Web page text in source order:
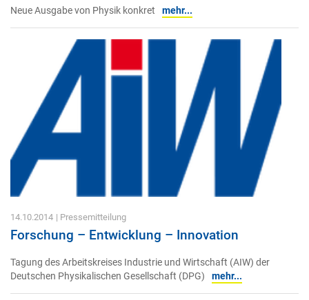
Neue Ausgabe von Physik konkret mehr...
14.10.2014 | Pressemitteilung
Forschung – Entwicklung – Innovation
Tagung des Arbeitskreises Industrie und Wirtschaft (AIW) der
Deutschen Physikalischen Gesellschaft (DPG)
mehr...